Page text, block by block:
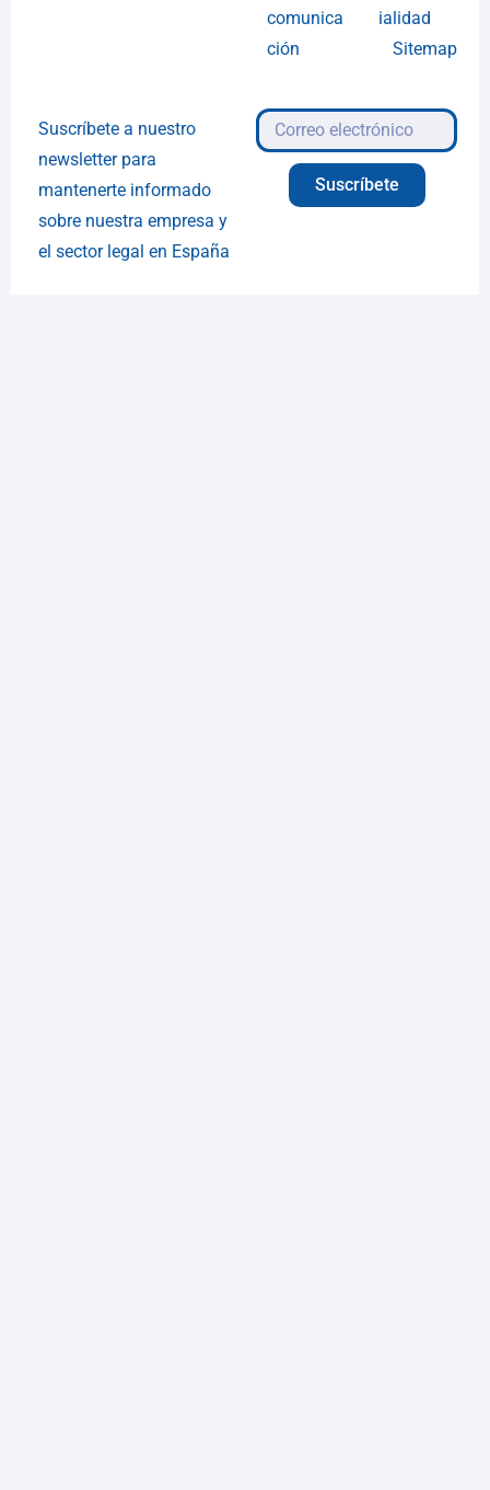
comunica
ción
ialidad
Sitemap
Suscríbete a nuestro
newsletter para
mantenerte informado
sobre nuestra empresa y
el sector legal en España
Suscríbete